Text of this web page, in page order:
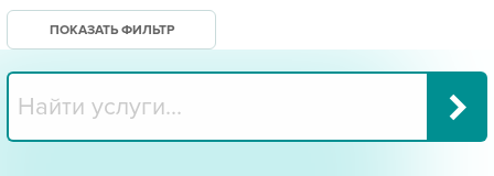
ПАЦИЕНТУ
ВРАЧУ
ПОКАЗАТЬ ФИЛЬТР